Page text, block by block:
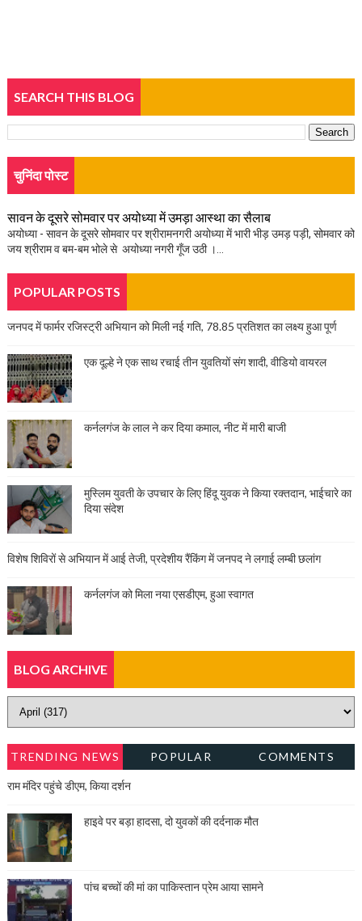
SEARCH THIS BLOG
चुनिंदा पोस्ट
सावन के दूसरे सोमवार पर अयोध्या में उमड़ा आस्था का सैलाब
अयोध्या - सावन के दूसरे सोमवार पर श्रीरामनगरी अयोध्या में भारी भीड़ उमड़ पड़ी, सोमवार को
जय श्रीराम व बम-बम भोले से अयोध्या नगरी गूँज उठी ।...
POPULAR POSTS
जनपद में फार्मर रजिस्ट्री अभियान को मिली नई गति, 78.85 प्रतिशत का लक्ष्य हुआ पूर्ण
एक दूल्हे ने एक साथ रचाई तीन युवतियों संग शादी, वीडियो वायरल
कर्नलगंज के लाल ने कर दिया कमाल, नीट में मारी बाजी
मुस्लिम युवती के उपचार के लिए हिंदू युवक ने किया रक्तदान, भाईचारे का
दिया संदेश
विशेष शिविरों से अभियान में आई तेजी, प्रदेशीय रैंकिंग में जनपद ने लगाई लम्बी छलांग
कर्नलगंज को मिला नया एसडीएम, हुआ स्वागत
BLOG ARCHIVE
TRENDING NEWS POPULAR COMMENTS
राम मंदिर पहुंचे डीएम, किया दर्शन
हाइवे पर बड़ा हादसा, दो युवकों की दर्दनाक मौत
पांच बच्चों की मां का पाकिस्तान प्रेम आया सामने